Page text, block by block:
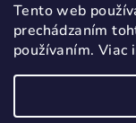
Tento web
prechádzaním
používaním.
Prijímame